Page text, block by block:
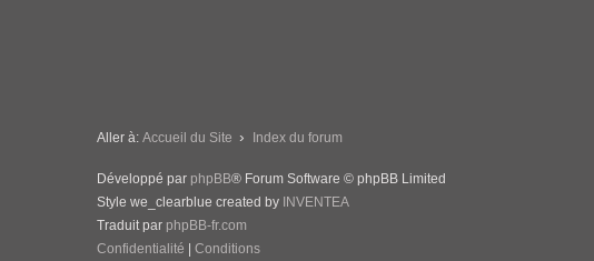
Aller à: Accueil du Site Index du forum
Développé par phpBB® Forum Software © phpBB Limited
Style we_clearblue created by INVENTEA
Traduit par phpBB-fr.com
Confidentialité
Conditions